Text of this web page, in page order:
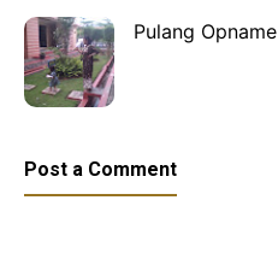
Pulang Opname
Post a Comment